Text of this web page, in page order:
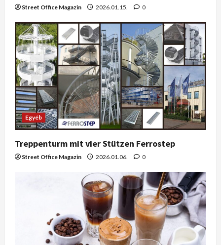
Street Office Magazin 2026.01.15. 0
Egyéb
Treppenturm mit vier Stützen Ferrostep
Street Office Magazin 2026.01.06. 0